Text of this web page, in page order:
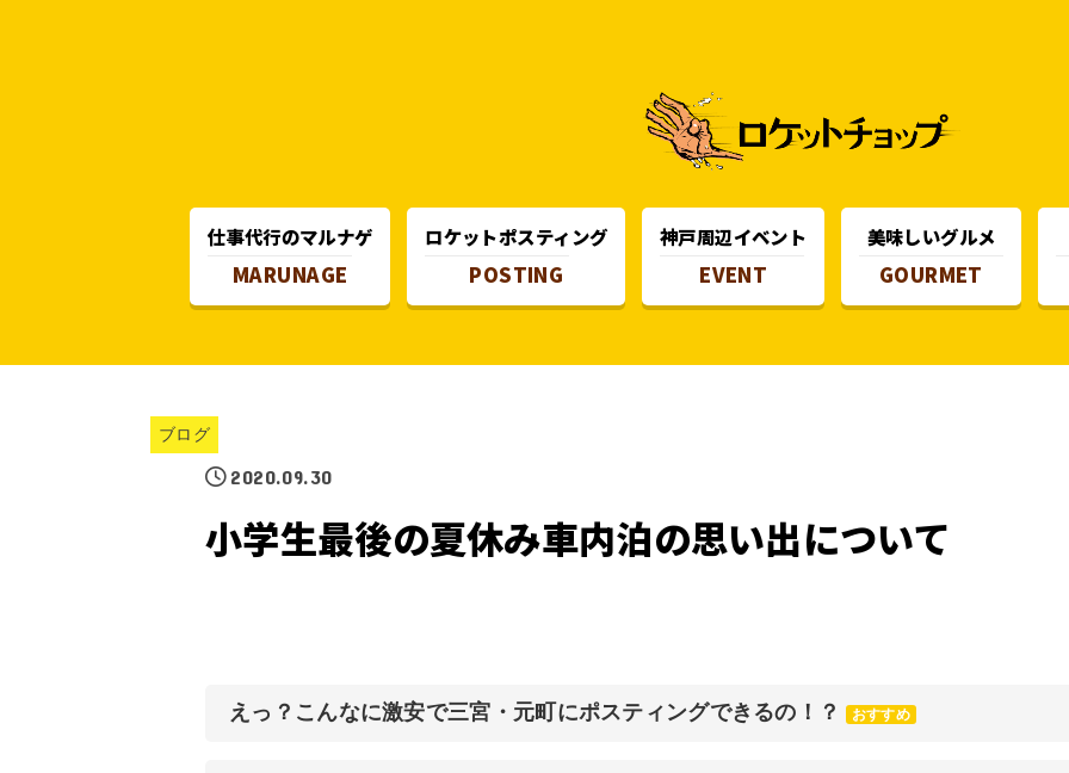
仕事代行のマルナゲ
MARUNAGE
ロケットポスティング
POSTING
神戸周辺イベント
EVENT
美味しいグルメ
GOURMET
ブログ
2020.09.30
小学生最後の夏休み車内泊の思い出について
えっ？こんなに激安で三宮・元町にポスティングできるの！？ おすすめ